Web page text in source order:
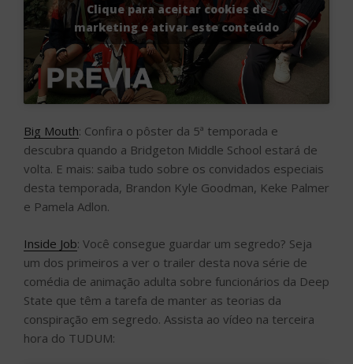
Clique para aceitar cookies de
marketing e ativar este conteúdo
Big Mouth: Confira o pôster da 5ª temporada e
descubra quando a Bridgeton Middle School estará de
volta. E mais: saiba tudo sobre os convidados especiais
desta temporada, Brandon Kyle Goodman, Keke Palmer
e Pamela Adlon.
Inside Job: Você consegue guardar um segredo? Seja
um dos primeiros a ver o trailer desta nova série de
comédia de animação adulta sobre funcionários da Deep
State que têm a tarefa de manter as teorias da
conspiração em segredo. Assista ao vídeo na terceira
hora do TUDUM: